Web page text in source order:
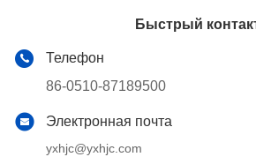
Быстрый
Телефон
86-0510-87189500
Электронная почта
yxhjc@yxhjc.com